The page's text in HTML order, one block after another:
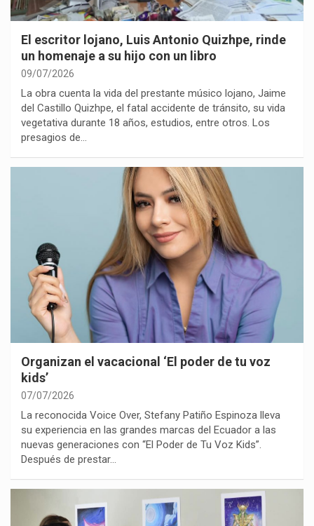
El escritor lojano, Luis Antonio Quizhpe, rinde
un homenaje a su hijo con un libro
09/07/2026
La obra cuenta la vida del prestante músico lojano, Jaime
del Castillo Quizhpe, el fatal accidente de tránsito, su vida
vegetativa durante 18 años, estudios, entre otros. Los
presagios de…
Organizan el vacacional ‘El poder de tu voz
kids’
07/07/2026
La reconocida Voice Over, Stefany Patiño Espinoza lleva
su experiencia en las grandes marcas del Ecuador a las
nuevas generaciones con “El Poder de Tu Voz Kids”.
Después de prestar…